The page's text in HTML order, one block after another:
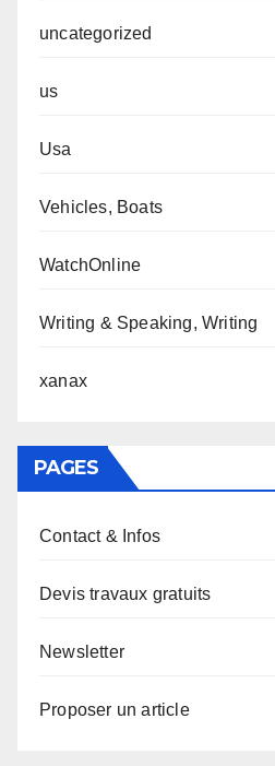
uncategorized
us
Usa
Vehicles, Boats
WatchOnline
Writing & Speaking, Writing
xanax
PAGES
Contact & Infos
Devis travaux gratuits
Newsletter
Proposer un article